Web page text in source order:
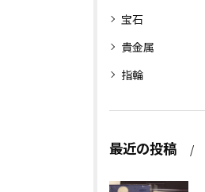
宝石
貴金属
指輪
最近の投稿